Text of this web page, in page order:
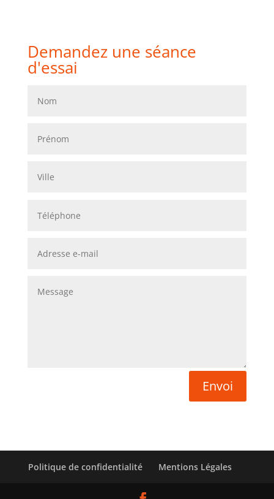
Demandez une séance
d'essai
Envoi
Politique de confidentialité Mentions Légales